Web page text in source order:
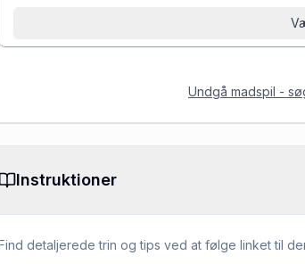
Undgå madspil -
Instruktioner
detaljerede trin og tips ved at følge linket til